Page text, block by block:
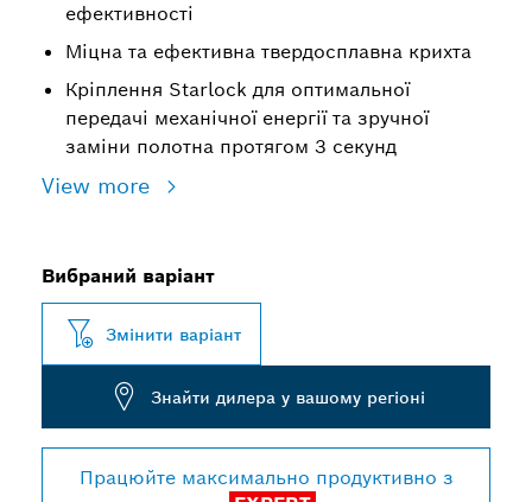
ефективності
Міцна та ефективна твердосплавна крихта
Кріплення Starlock для оптимальної
передачі механічної енергії та зручної
заміни полотна протягом 3 секунд
View more
Вибраний варіант
Змінити варіант
Знайти дилера у вашому регіоні
Працюйте максимально продуктивно з